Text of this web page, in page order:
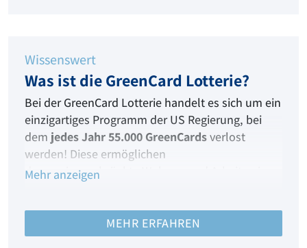
Wissenswert
Was ist die GreenCard Lotterie?
Bei der GreenCard Lotterie handelt es sich um ein
einzigartiges Programm der US Regierung, bei
dem jedes Jahr 55.000 GreenCardsverlost
werden! Diese ermöglichen
dasuneingeschränkte Wohnen und Arbeiten in
Mit The American Dream liegen
IhreGewinnchancen bei bis zu 1:45!
Mehr anzeigen
MEHR ERFAHREN